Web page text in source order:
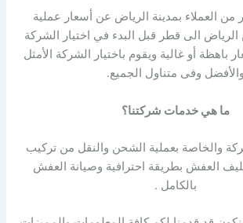
من العملاء بمدينة الرياض عن أسعار عملية
الى قطر قبل البدء في اختيار الشركة
باهظة أو غالية ويقوم باختيار الشركة الأمثل
والأفضل وفى متناول الجميع.
ما هي خدمات شركتنا؟
والخاصة بعملية الشحن والنقل من تركيب
العفش بطريقة احترافية وصيانة العفش
بالكامل .